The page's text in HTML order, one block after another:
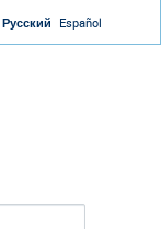
Русский Español